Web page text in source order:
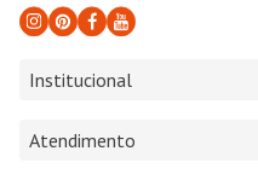
Institucional
Atendimento